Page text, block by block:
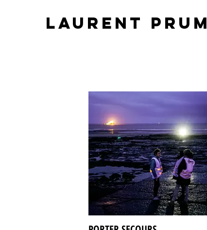
LAURENT PRUM